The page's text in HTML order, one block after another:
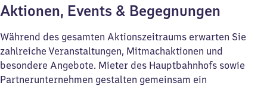
Aktionen, Events & Begegnungen
Während des gesamten Aktionszeitraums erwarten Sie
zahlreiche Veranstaltungen, Mitmachaktionen und
besondere Angebote. Mieter des Hauptbahnhofs sowie
Partnerunternehmen gestalten gemeinsam ein